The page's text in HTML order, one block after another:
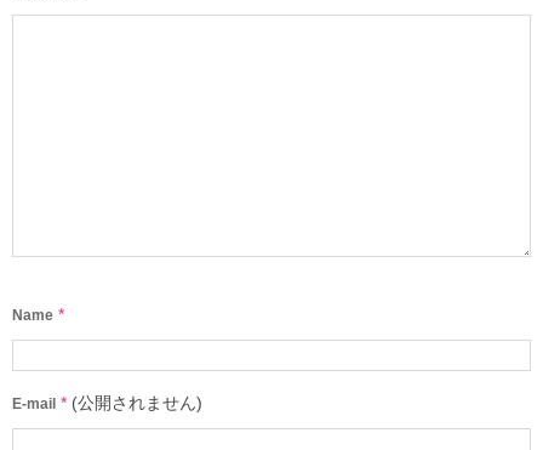
Name *
E-mail * (公開されません)